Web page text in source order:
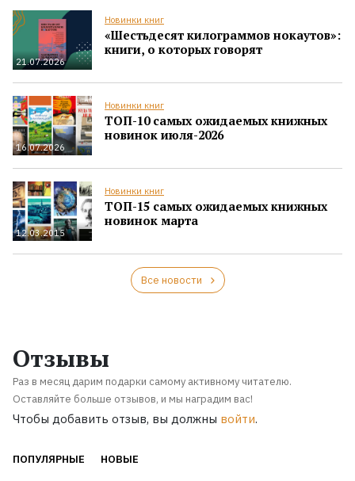
21.07.2026
Новинки книг
«Шестьдесят килограммов нокаутов»:
книги, о которых говорят
16.07.2026
Новинки книг
ТОП-10 самых ожидаемых книжных
новинок июля-2026
12.03.2015
Новинки книг
ТОП-15 самых ожидаемых книжных
новинок марта
Все новости
Отзывы
Раз в месяц дарим подарки самому активному читателю.
Оставляйте больше отзывов, и мы наградим вас!
Чтобы добавить отзыв, вы должны войти.
ПОПУЛЯРНЫЕ НОВЫЕ